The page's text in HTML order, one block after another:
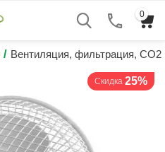
0
/ Вентиляция, фильтрация, CO2
Скидка 25%